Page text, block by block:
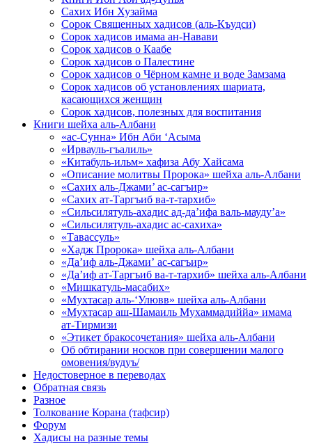
Сахих Ибн Хузайма
Сорок Священных хадисов (аль-Къудси)
Сорок хадисов имама ан-Навави
Сорок хадисов о Каабе
Сорок хадисов о Палестине
Сорок хадисов о Чёрном камне и воде Замзама
Сорок хадисов об установлениях шариата,
касающихся женщин
Сорок хадисов, полезных для воспитания
Книги шейха аль-Албани
«ас-Сунна» Ибн Аби ‘Асыма
«Ирвауль-гъалиль»
«Китабуль-ильм» хафиза Абу Хайсама
«Описание молитвы Пророка» шейха аль-Албани
«Сахих аль-Джами’ ас-сагъир»
«Сахих ат-Таргъиб ва-т-тархиб»
«Сильсилятуль-ахадис ад-да’ифа валь-мауду’а»
«Сильсилятуль-ахадис ас-сахиха»
«Тавассуль»
«Хадж Пророка» шейха аль-Албани
«Да’иф аль-Джами’ ас-сагъир»
«Да’иф ат-Таргъиб ва-т-тархиб» шейха аль-Албани
«Мишкатуль-масабих»
«Мухтасар аль-‘Улювв» шейха аль-Албани
«Мухтасар аш-Шамаиль Мухаммадиййа» имама
ат-Тирмизи
«Этикет бракосочетания» шейха аль-Албани
Об обтирании носков при совершении малого
омовения/вудуъ/
Недостоверное в переводах
Обратная связь
Разное
Толкование Корана (тафсир)
Форум
Хадисы на разные темы